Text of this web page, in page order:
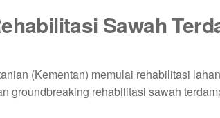
Sawah
(Kementan) memulai rehabilitasi
groundbreaking rehabilitasi sawah